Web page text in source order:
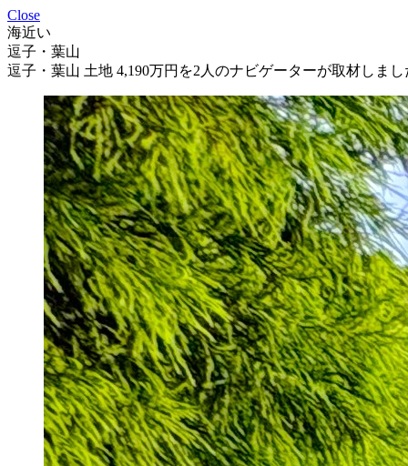
Close
海近い
逗子・葉山
逗子・葉山 土地 4,190万円を2人のナビゲーターが取材しまし